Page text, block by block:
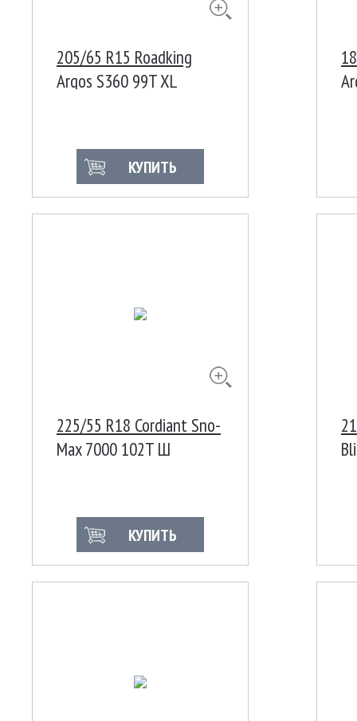
205/65 R15 Roadking
Argos S360 99T XL
КУПИТЬ
225/55 R18 Cordiant Sno-
Max 7000 102T Ш
КУПИТЬ